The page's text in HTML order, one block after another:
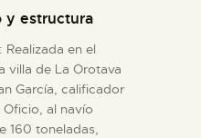
y estructura
: Realizada en el
villa de La Orotava
García, calificador
al navío
160 toneladas,